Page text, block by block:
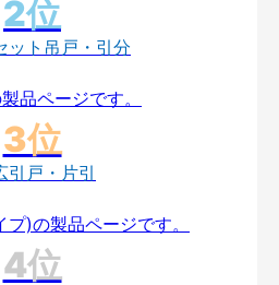
ット吊戸・引分
引戸・片引